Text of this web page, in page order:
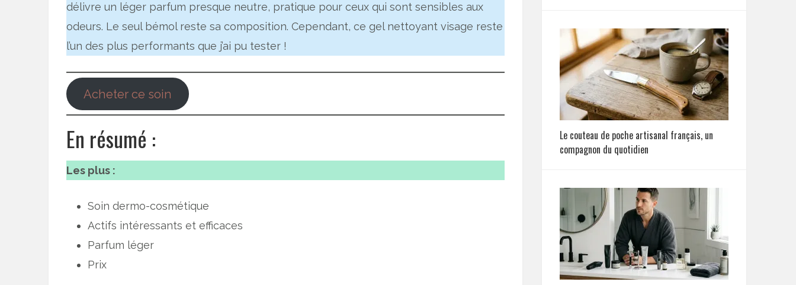
délivre un léger parfum presque neutre, pratique pour ceux qui sont sensibles aux
odeurs. Le seul bémol reste sa composition. Cependant, ce gel nettoyant visage reste
l’un des plus performants que j’ai pu tester !
Acheter ce soin
En résumé :
Les plus :
Soin dermo-cosmétique
Actifs intéressants et efficaces
Parfum léger
Prix
Le couteau de poche artisanal français, un
compagnon du quotidien